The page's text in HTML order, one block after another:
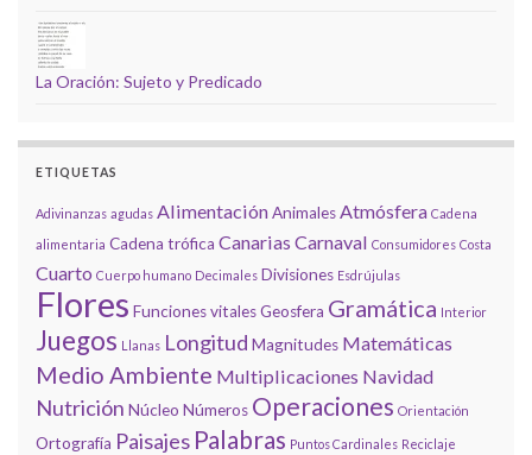
La Oración: Sujeto y Predicado
ETIQUETAS
Adivinanzas agudas AlimentaciónAnimales Atmósfera Cadena
alimentaria Cadena trófica Canarias Carnaval Consumidores Costa
Cuarto Cuerpo humano Decimales Divisiones Esdrújulas
Flores Funciones vitalesGeosfera Gramática Interior
Juegos Llanas Longitud Magnitudes Matemáticas
Medio Ambiente Multiplicaciones Navidad
Nutrición Núcleo Números Operaciones Orientación
Ortografía Paisajes Palabras Puntos Cardinales Reciclaje